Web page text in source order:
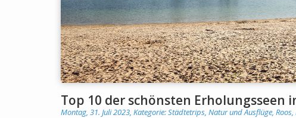
Top 10 der schönsten Erholungsseen
Montag, 31. Juli 2023, Kategorie:Städtetrips, Natur und Ausflüge,